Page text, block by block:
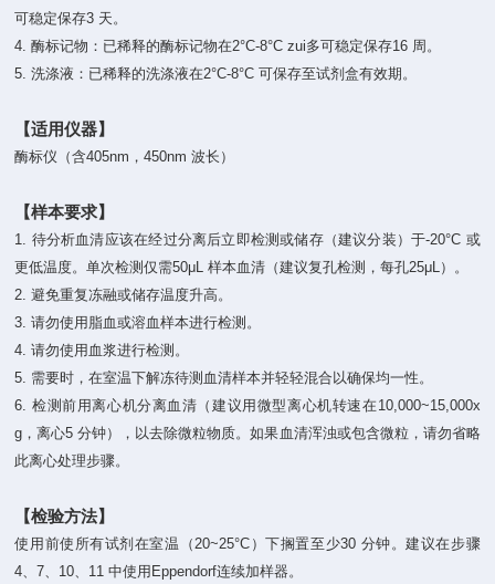
可稳定保存3 天。
4. 酶标记物：已稀释的酶标记物在2°C-8°C zui多可稳定保存16 周。
5. 洗涤液：已稀释的洗涤液在2°C-8°C 可保存至试剂盒有效期。
【适用仪器】
酶标仪（含405nm，450nm 波长）
【样本要求】
1. 待分析血清应该在经过分离后立即检测或储存（建议分装）于-20°C 或
更低温度。单次检测仅需50μL 样本血清（建议复孔检测，每孔25μL）。
2. 避免重复冻融或储存温度升高。
3. 请勿使用脂血或溶血样本进行检测。
4. 请勿使用血浆进行检测。
5. 需要时，在室温下解冻待测血清样本并轻轻混合以确保均一性。
6. 检测前用离心机分离血清（建议用微型离心机转速在10,000~15,000x
g，离心5 分钟），以去除微粒物质。如果血清浑浊或包含微粒，请勿省略
此离心处理步骤。
【检验方法】
使用前使所有试剂在室温（20~25°C）下搁置至少30 分钟。建议在步骤
4、7、10、11 中使用Eppendorf连续加样器。